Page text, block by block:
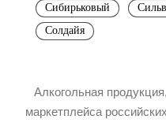
Сибирьковый
Солдайя
Алкогольная
маркетплейса